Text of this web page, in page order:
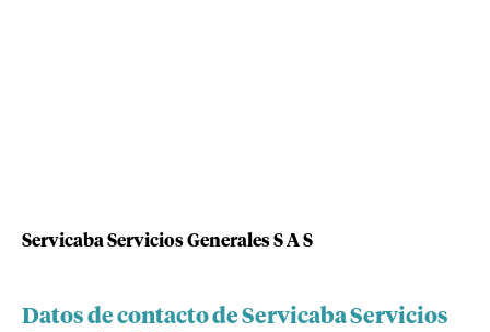
Servicaba Servicios Generales S A S
Datos de contacto de Servicaba Servicios